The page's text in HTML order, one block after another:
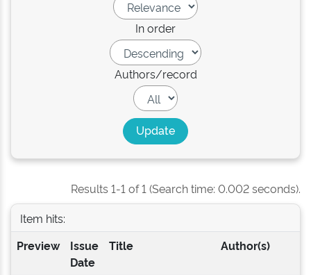
In order
Authors/record
Results 1-1 of 1 (Search time: 0.002 seconds).
Item hits:
Preview
Issue
Date
Title Author(s)